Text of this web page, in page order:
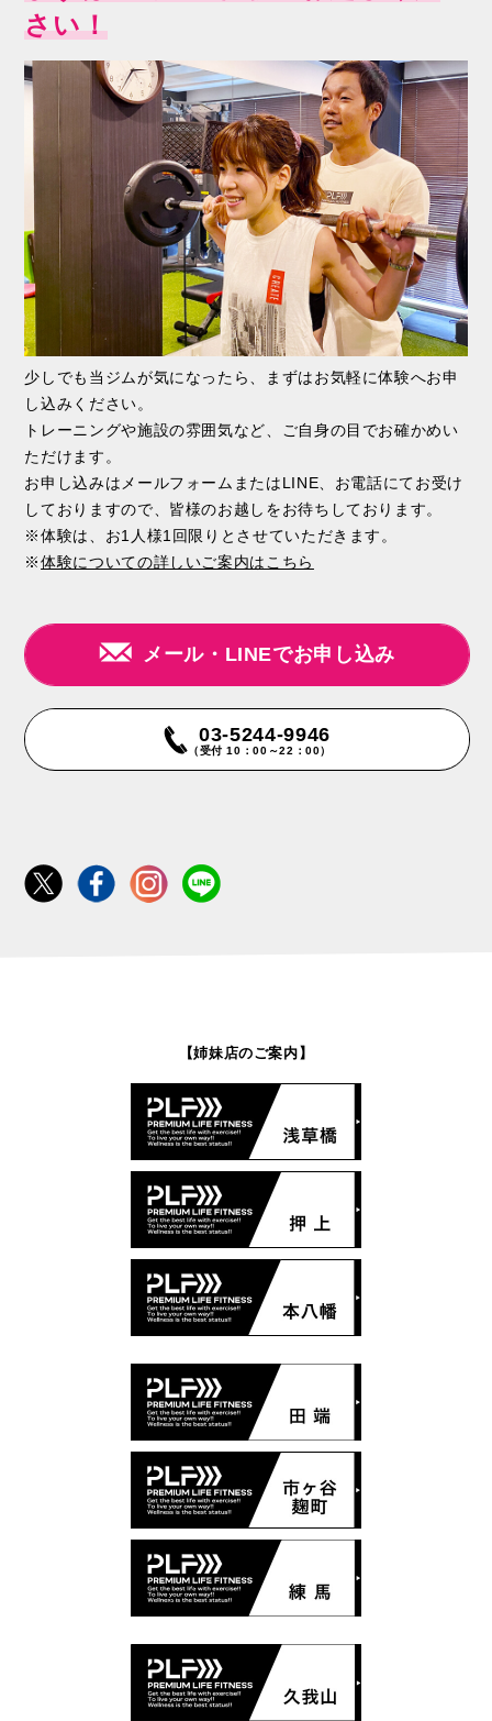
さい！
少しでも当ジムが気になったら、まずはお気軽に体験へお申
し込みください。
トレーニングや施設の雰囲気など、ご自身の目でお確かめい
ただけます。
お申し込みはメールフォームまたはLINE、お電話にてお受け
しておりますので、皆様のお越しをお待ちしております。
※体験は、お1人様1回限りとさせていただきます。
※体験についての詳しいご案内はこちら
メール・LINEでお申し込み
03-5244-9946
（受付 10：00～22：00）
【姉妹店のご案内】